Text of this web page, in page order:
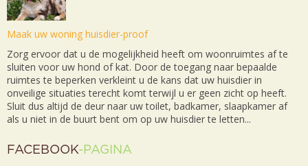
Maak uw woning huisdier-proof
Zorg ervoor dat u de mogelijkheid heeft om woonruimtes af te
sluiten voor uw hond of kat. Door de toegang naar bepaalde
ruimtes te beperken verkleint u de kans dat uw huisdier in
onveilige situaties terecht komt terwijl u er geen zicht op heeft.
Sluit dus altijd de deur naar uw toilet, badkamer, slaapkamer af
als u niet in de buurt bent om op uw huisdier te letten...
FACEBOOK-PAGINA